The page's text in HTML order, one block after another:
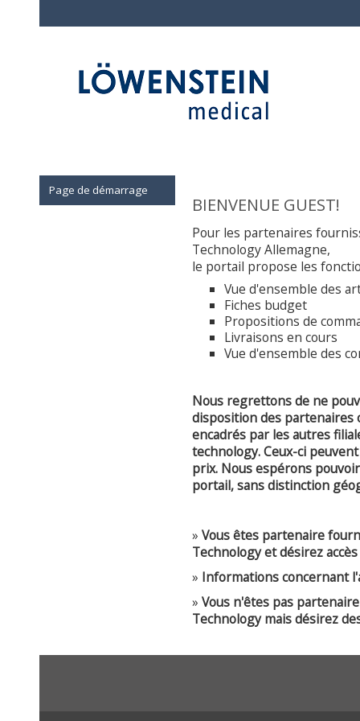
Page de démarrage
BIENVENUE GUEST!
Pour les partenaires
Technology Allemagne,
le portail propose les
Vue d'ensemble des
Fiches budget
Propositions de
Livraisons en cours
Vue d'ensemble des
Nous regrettons de ne
disposition des partenaires
encadrés par les autres
technology. Ceux-ci
prix. Nous espérons
portail, sans distinction
» Vous êtes partenaire
Technology et désirez
» Informations concernant
» Vous n'êtes pas
Technology mais désirez